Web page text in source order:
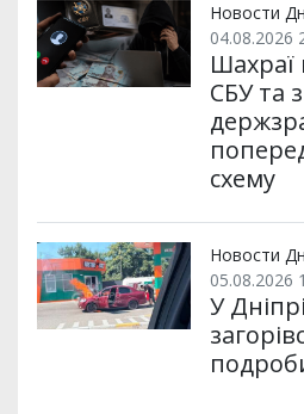
Новости
04.08.2026
Шахраї
СБУ та
схему
Новости
05.08.2026
У